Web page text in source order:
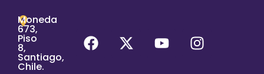
Moneda
673,
Piso
8,
Santiago,
Chile.